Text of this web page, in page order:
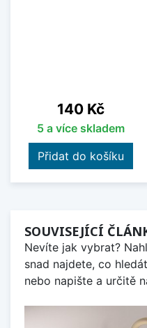
Cena
140 Kč
5 a více skladem
Přidat do košíku
SOUVISEJÍCÍ
Nevíte jak vybrat?
snad najdete, co
nebo napište a určitě